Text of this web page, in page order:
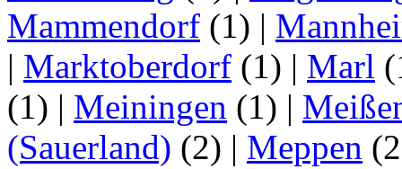
Mammendorf (1) |
| Marktoberdorf (1) | Marl
(1) | Meiningen (1) |
(Sauerland) (2) | Meppen